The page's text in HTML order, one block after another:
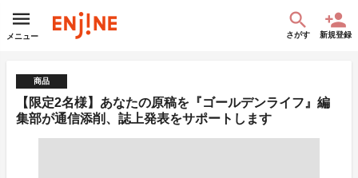
メニュー さがす 新規登録
商品
【限定2名様】あなたの原稿を『ゴールデンライフ』編
集部が通信添削、誌上発表をサポートします